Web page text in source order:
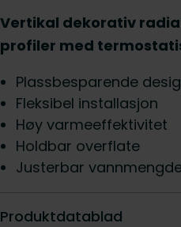
Vertikal dekorativ
profiler med
Plassbesparende
Fleksibel installasjon
Høy varmeeffektivitet
Holdbar overflate
Justerbar
Produktdatablad